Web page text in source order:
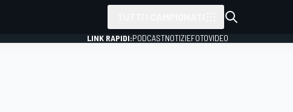
LINK RAPIDI:PODCASTNOTIZIEFOTOVIDEO